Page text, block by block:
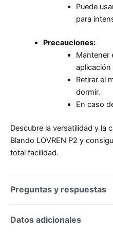
Puede
para
Precauciones:
Mantener
aplicación
Retirar el
dormir.
En caso
Descubre la versatilidad y la
Blando LOVREN P2 y
total facilidad.
Preguntas y respuestas
Preguntas y respuestas
Datos adicionales